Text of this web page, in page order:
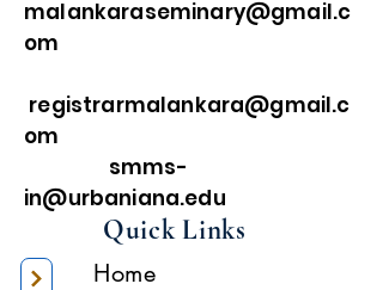
malankaraseminary@gmail.c
om
registrarmalankara@gmail.c
om
smms-
in@urbaniana.edu
Quick Links
Home